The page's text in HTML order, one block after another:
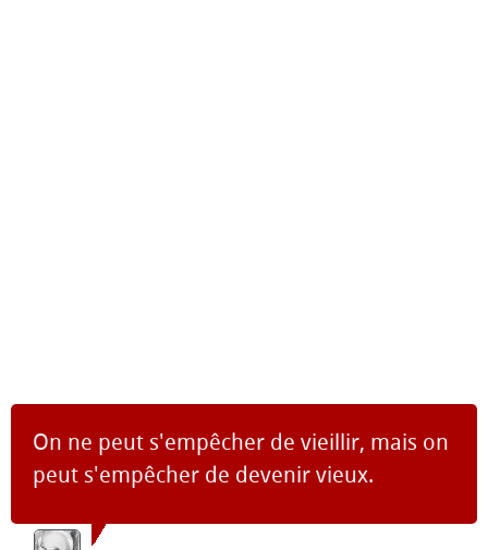
On ne peut s'empêcher de vieillir, mais on
peut s'empêcher de devenir vieux.